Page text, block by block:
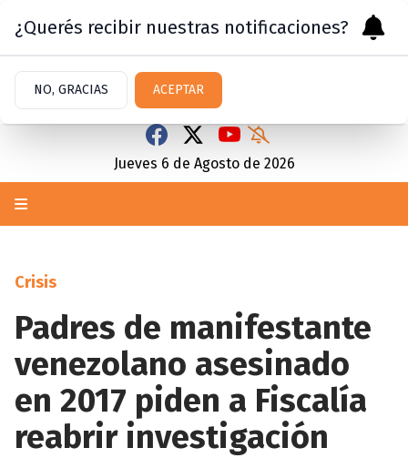
Jueves 6 de Agosto de 2026
Crisis
Padres de manifestante
venezolano asesinado
en 2017 piden a Fiscalía
reabrir investigación
¿Querés recibir nuestras notificaciones?
NO, GRACIAS ACEPTAR